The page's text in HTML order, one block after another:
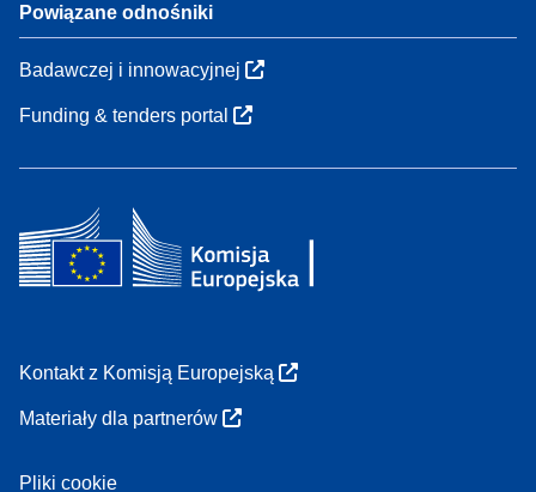
Powiązane odnośniki
Badawczej i innowacyjnej
Funding & tenders portal
Kontakt z Komisją Europejską
Materiały dla partnerów
Pliki cookie